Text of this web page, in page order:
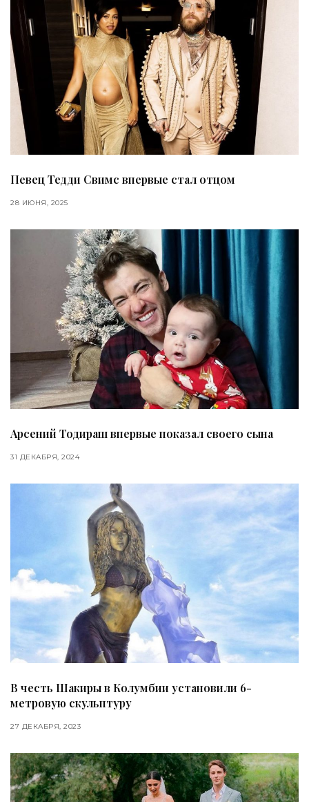
Певец Тедди Свимс впервые стал отцом
28 ИЮНЯ, 2025
Арсений Тодираш впервые показал своего сына
31 ДЕКАБРЯ, 2024
В честь Шакиры в Колумбии установили 6-
метровую скульптуру
27 ДЕКАБРЯ, 2023